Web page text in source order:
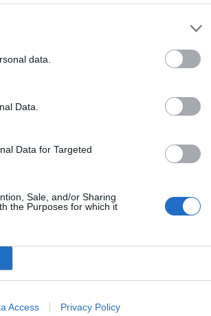
data.
Data.
Data for Targeted
Sale, and/or Sharing
the Purposes for which it
Access Privacy Policy
που οργάνωσαν
Μάριου!